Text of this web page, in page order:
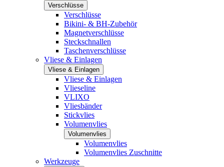
Verschlüsse
Verschlüsse
Bikini- & BH-Zubehör
Magnetverschlüsse
Steckschnallen
Taschenverschlüsse
Vliese & Einlagen
Vliese & Einlagen
Vliese & Einlagen
Vlieseline
VLIXO
Vliesbänder
Stickvlies
Volumenvlies
Volumenvlies
Volumenvlies
Volumenvlies Zuschnitte
Werkzeuge